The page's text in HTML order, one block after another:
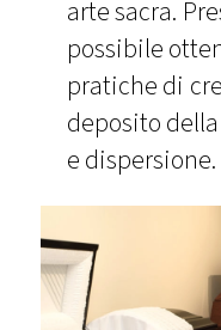
arte sacra.
possibile
pratiche di
deposito
e dispersione.